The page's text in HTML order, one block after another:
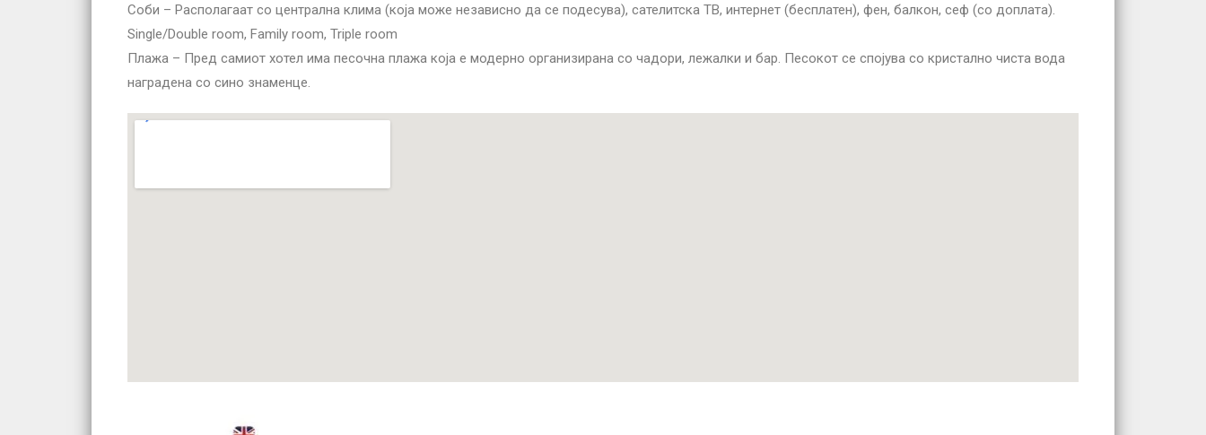
Соби – Располагаат со централна клима (која може независно да се подесува), сателитска ТВ, интернет (бесплатен), фен, балкон, сеф (со доплата).
Single/Double room, Family room, Triple room
Плажа – Пред самиот хотел има песочна плажа која е модерно организирана со чадори, лежалки и бар. Песокот се спојува со кристално чиста вода
наградена со сино знаменце.